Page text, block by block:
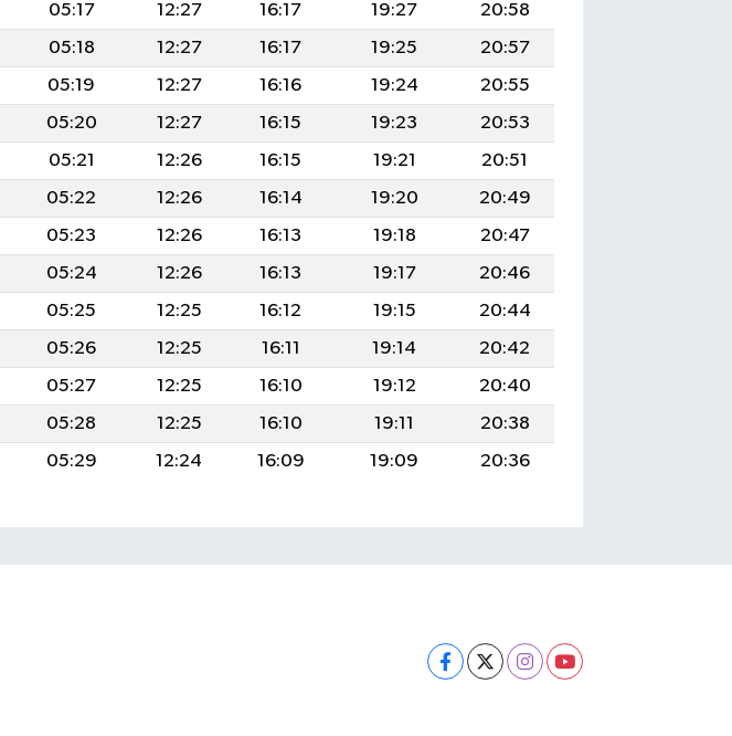
05:17 12:27 16:17 19:27
20:58
05:18 12:27 16:17 19:25
20:57
05:19 12:27 16:16 19:24
20:55
05:20 12:27 16:15 19:23
20:53
05:21 12:26 16:15 19:21
20:51
05:22 12:26 16:14 19:20
20:49
05:23 12:26 16:13 19:18
20:47
05:24 12:26 16:13 19:17
20:46
05:25 12:25 16:12 19:15
20:44
05:26 12:25 16:11 19:14
20:42
05:27 12:25 16:10 19:12
20:40
05:28 12:25 16:10 19:11
20:38
05:29 12:24 16:09 19:09 20:36